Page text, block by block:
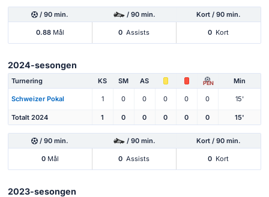
/ 90 min. / 90 min. Kort / 90 min.
0.88Mål 0 Assists 0 Kort
2024-sesongen
Turnering KS SM AS PEN Min
Schweizer Pokal 1 0 0 0 0 0 15'
Totalt 2024 1 0 0 0 0 0 15'
/ 90 min. / 90 min. Kort / 90 min.
0Mål 0 Assists 0 Kort
2023-sesongen